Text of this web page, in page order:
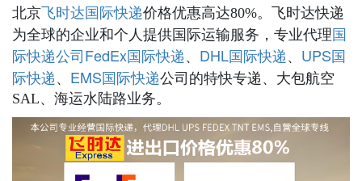
北京 飞时达国际快递价格优惠高达80%。飞时达快递
为全球的企业和个人提供国际运输服务，专业代理国
际快递公司FedEx国际快递 、 DHL国际快递 、 UPS国
际快递 、 EMS国际快递公司的特快专递、大包航空
SAL、海运水陆路业务。